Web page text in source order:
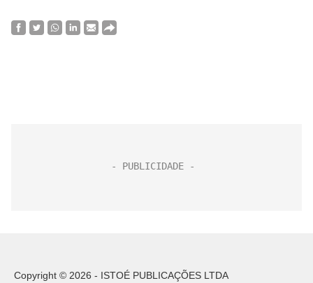
Copyright © 2026 - ISTOÉ PUBLICAÇÕES LTDA